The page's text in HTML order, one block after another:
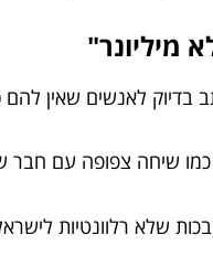
בדיוק לאנשים שאין
שיחה צפופה עם חבר
שלא רלוונטיות